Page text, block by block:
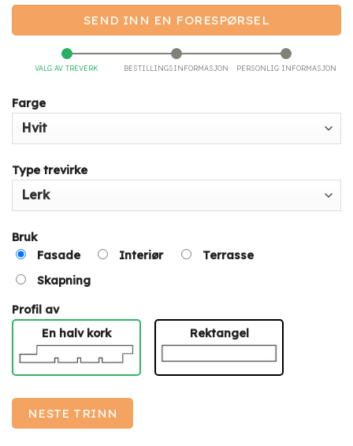
SEND INN EN FORESPØRSEL
VALG AV TREVERK BESTILLINGSINFORMASJON PERSONLIG INFORMASJON
Farge
Type trevirke
Bruk
Fasade
Interiør
Terrasse
Skapning
Profil av
En halv kork
Rektangel
NESTE TRINN